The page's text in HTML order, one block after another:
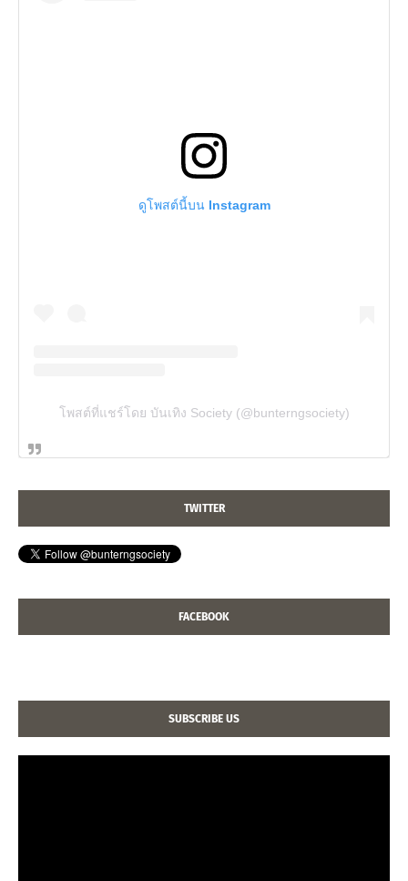
ดูโพสต์นี้บน Instagram
โพสต์ที่แชร์โดย บันเทิง Society (@bunterngsociety)
TWITTER
FACEBOOK
SUBSCRIBE US